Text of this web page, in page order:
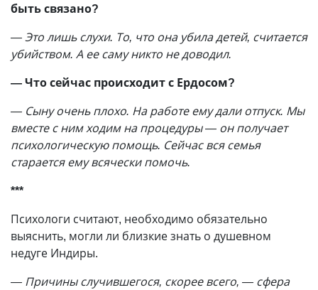
быть связано?
— Это лишь слухи. То, что она убила детей, считается
убийством. А ее саму никто не доводил.
— Что сейчас происходит с Ердосом?
— Сыну очень плохо. На работе ему дали отпуск. Мы
вместе с ним ходим на процедуры — он получает
психологическую помощь. Сейчас вся семья
старается ему всячески помочь.
***
Психологи считают, необходимо обязательно
выяснить, могли ли близкие знать о душевном
недуге Индиры.
— Причины случившегося, скорее всего, — сфера